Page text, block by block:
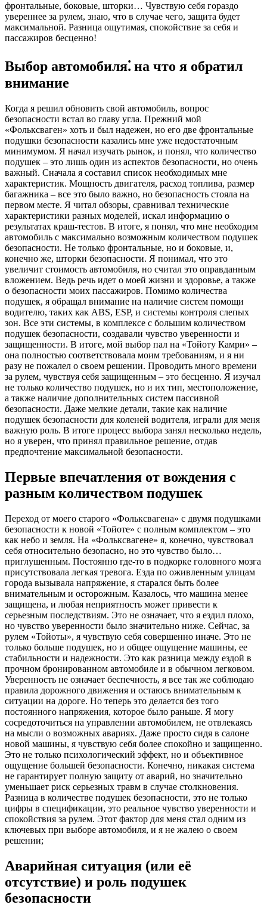
фронтальные, боковые, шторки… Чувствую себя гораздо
увереннее за рулем, знаю, что в случае чего, защита будет
максимальной. Разница ощутимая, спокойствие за себя и
пассажиров бесценно!
Выбор автомобиля⁚ на что я обратил
внимание
Когда я решил обновить свой автомобиль, вопрос
безопасности встал во главу угла. Прежний мой
«Фольксваген» хоть и был надежен, но его две фронтальные
подушки безопасности казались мне уже недостаточным
минимумом. Я начал изучать рынок, и понял, что количество
подушек – это лишь один из аспектов безопасности, но очень
важный. Сначала я составил список необходимых мне
характеристик. Мощность двигателя, расход топлива, размер
багажника – все это было важно, но безопасность стояла на
первом месте. Я читал обзоры, сравнивал технические
характеристики разных моделей, искал информацию о
результатах краш-тестов. В итоге, я понял, что мне необходим
автомобиль с максимально возможным количеством подушек
безопасности. Не только фронтальные, но и боковые, и,
конечно же, шторки безопасности. Я понимал, что это
увеличит стоимость автомобиля, но считал это оправданным
вложением. Ведь речь идет о моей жизни и здоровье, а также
о безопасности моих пассажиров. Помимо количества
подушек, я обращал внимание на наличие систем помощи
водителю, таких как ABS, ESP, и системы контроля слепых
зон. Все эти системы, в комплексе с большим количеством
подушек безопасности, создавали чувство уверенности и
защищенности. В итоге, мой выбор пал на «Тойоту Камри» –
она полностью соответствовала моим требованиям, и я ни
разу не пожалел о своем решении. Проводить много времени
за рулем, чувствуя себя защищенным – это бесценно. Я изучал
не только количество подушек, но и их тип, местоположение,
а также наличие дополнительных систем пассивной
безопасности. Даже мелкие детали, такие как наличие
подушек безопасности для коленей водителя, играли для меня
важную роль. В итоге процесс выбора занял несколько недель,
но я уверен, что принял правильное решение, отдав
предпочтение максимальной безопасности.
Первые впечатления от вождения с
разным количеством подушек
Переход от моего старого «Фольксвагена» с двумя подушками
безопасности к новой «Тойоте» с полным комплектом – это
как небо и земля. На «Фольксвагене» я, конечно, чувствовал
себя относительно безопасно, но это чувство было…
приглушенным. Постоянно где-то в подкорке головного мозга
присутствовала легкая тревога. Езда по оживленным улицам
города вызывала напряжение, я старался быть более
внимательным и осторожным. Казалось, что машина менее
защищена, и любая неприятность может привести к
серьезным последствиям. Это не означает, что я ездил плохо,
но чувство уверенности было значительно ниже. Сейчас, за
рулем «Тойоты», я чувствую себя совершенно иначе. Это не
только больше подушек, но и общее ощущение машины, ее
стабильности и надежности. Это как разница между ездой в
прочном бронированном автомобиле и в обычном легковом.
Уверенность не означает беспечность, я все так же соблюдаю
правила дорожного движения и остаюсь внимательным к
ситуации на дороге. Но теперь это делается без того
постоянного напряжения, которое было раньше. Я могу
сосредоточиться на управлении автомобилем, не отвлекаясь
на мысли о возможных авариях. Даже просто сидя в салоне
новой машины, я чувствую себя более спокойно и защищенно.
Это не только психологический эффект, но и объективное
ощущение большей безопасности. Конечно, никакая система
не гарантирует полную защиту от аварий, но значительно
уменьшает риск серьезных травм в случае столкновения.
Разница в количестве подушек безопасности, это не только
цифры в спецификации, это реальное чувство уверенности и
спокойствия за рулем. Этот фактор для меня стал одним из
ключевых при выборе автомобиля, и я не жалею о своем
решении;
Аварийная ситуация (или её
отсутствие) и роль подушек
безопасности